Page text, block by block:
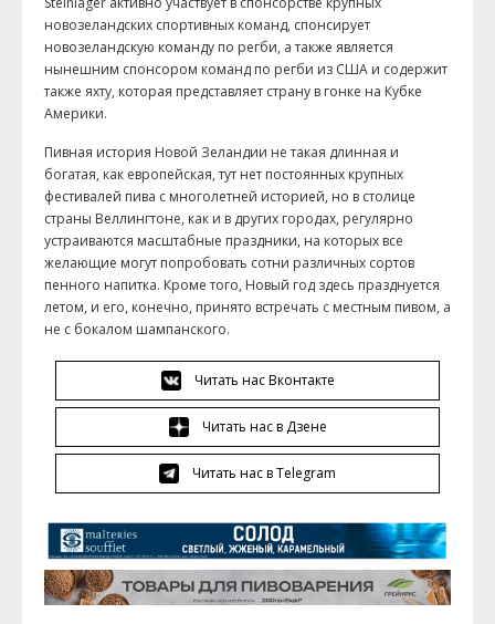
новозеландских спортивных команд, спонсирует
новозеландскую команду по регби, а также является
нынешним спонсором команд по регби из США и содержит
также яхту, которая представляет страну в гонке на Кубке
Америки.
Пивная история Новой Зеландии не такая длинная и
богатая, как европейская, тут нет постоянных крупных
фестивалей пива с многолетней историей, но в столице
страны Веллингтоне, как и в других городах, регулярно
устраиваются масштабные праздники, на которых все
желающие могут попробовать сотни различных сортов
пенного напитка. Кроме того, Новый год здесь празднуется
летом, и его, конечно, принято встречать с местным пивом, а
не с бокалом шампанского.
Читать нас Вконтакте
Читать нас в Дзене
Читать нас в Telegram